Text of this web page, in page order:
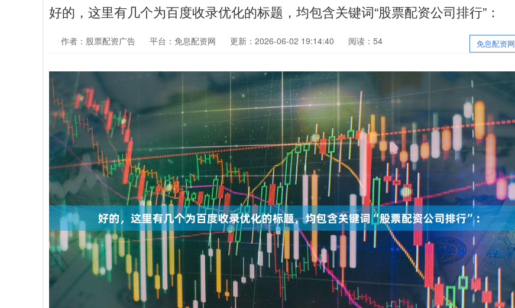
好的，这里有几个为百度收录优化的标题，均包含关键词“股票配资公司排行”：
免息配资网
作者：股票配资广告 平台：免息配资网 更新：2026-06-02 19:14:40 阅读：54